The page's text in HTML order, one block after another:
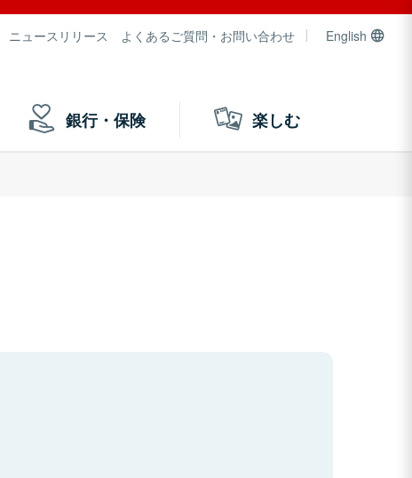
ニュースリリース よくあるご質問・お問い合わせ English
銀行・保険 楽しむ